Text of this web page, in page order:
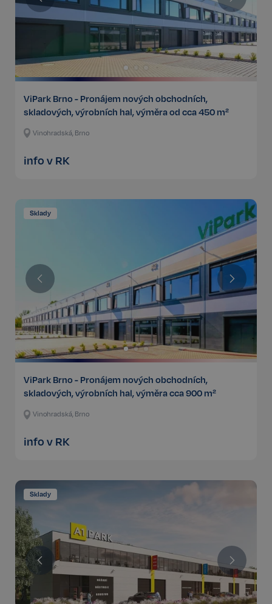
ViPark Brno - Pronájem nových obchodních,
skladových, výrobních hal, výměra od cca 450 m²
Vinohradská, Brno
info v RK
Sklady
ViPark Brno - Pronájem nových obchodních,
skladových, výrobních hal, výměra cca 900 m²
Vinohradská, Brno
info v RK
Sklady